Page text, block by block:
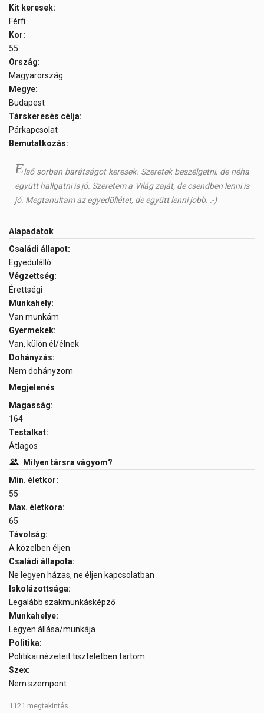
Kit keresek:
Férfi
Kor:
55
Ország:
Magyarország
Megye:
Budapest
Társkeresés célja:
Párkapcsolat
Bemutatkozás:
Első sorban barátságot keresek. Szeretek beszélgetni, de néha
együtt hallgatni is jó. Szeretem a Világ zaját, de csendben lenni is
jó. Megtanultam az egyedüllétet, de együtt lenni jobb. :-)
Alapadatok
Családi állapot:
Egyedülálló
Végzettség:
Érettségi
Munkahely:
Van munkám
Gyermekek:
Van, külön él/élnek
Dohányzás:
Nem dohányzom
Megjelenés
Magasság:
164
Testalkat:
Átlagos
Milyen társra vágyom?
Min. életkor:
55
Max. életkora:
65
Távolság:
A közelben éljen
Családi állapota:
Ne legyen házas, ne éljen kapcsolatban
Iskolázottsága:
Legalább szakmunkásképző
Munkahelye:
Legyen állása/munkája
Politika:
Politikai nézeteit tiszteletben tartom
Szex:
Nem szempont
1121 megtekintés